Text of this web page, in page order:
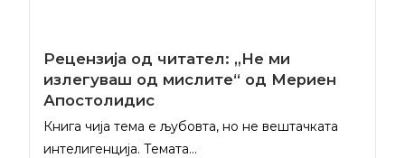
Рецензија од читател: „Не ми
излегуваш од мислите“ од Мериен
Апостолидис
Книга чија тема е љубовта, но не вештачката
интелигенција. Темата...